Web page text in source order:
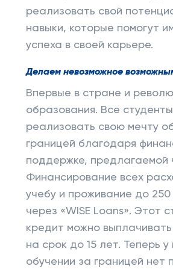
реализовать свой
навыки, которые помогут
успеха в своей карьере.
Делаем невозможное
Впервые в стране и
образования. Все
реализовать свою мечту
границей благодаря
поддержке, предлагаемой
Финансирование всех
учебу и проживание до
через «WISE Loans». Этот
кредит можно
на срок до 15 лет. Теперь
обучении за границей нет